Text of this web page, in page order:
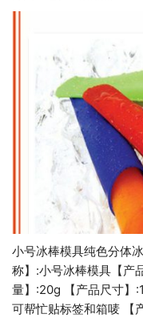
小号冰棒模具纯色分体
称】:小号冰棒模具【产
量】:20g 【产品尺寸】
可帮忙贴标签和箱唛 【